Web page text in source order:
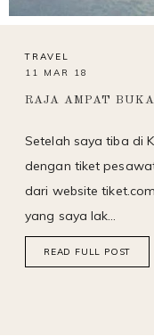
TRAVEL
11 MAR 18
RAJA AMPAT
Setelah saya tiba di
dengan tiket
dari website
yang saya lak…
READ FULL POST